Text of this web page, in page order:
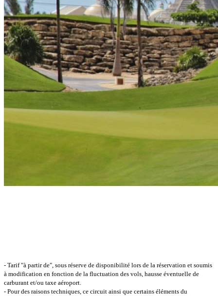
- Tarif "à partir de", sous réserve de disponibilité lors de la réservation et soumis
à modification en fonction de la fluctuation des vols, hausse éventuelle de
carburant et/ou taxe aéroport.
- Pour des raisons techniques, ce circuit ainsi que certains éléments du